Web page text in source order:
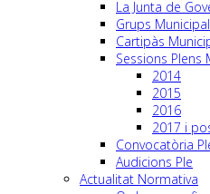
La Junta de
Grups
Cartipàs
Sessions Plens
2014
2015
2016
2017 i
Convocatòria
Audicions Ple
Actualitat Normativa